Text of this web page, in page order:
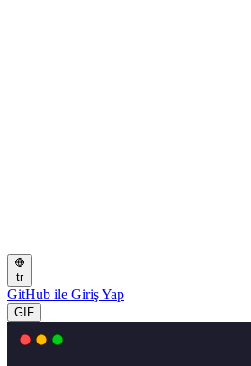
tr
GitHub ile Giriş Yap
GIF